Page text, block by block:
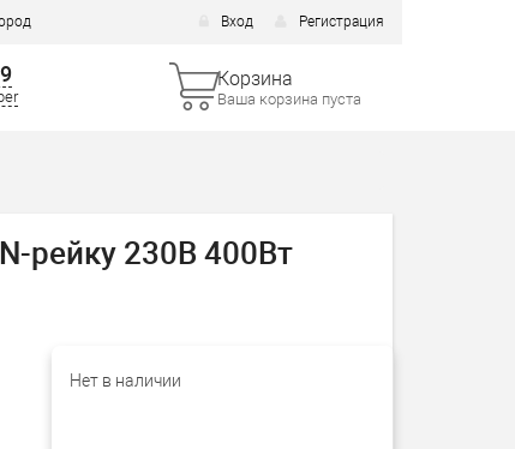
Вход Регистрация
Корзина
Ваша корзина пуста
рейку 230В 400Вт
Нет в наличии